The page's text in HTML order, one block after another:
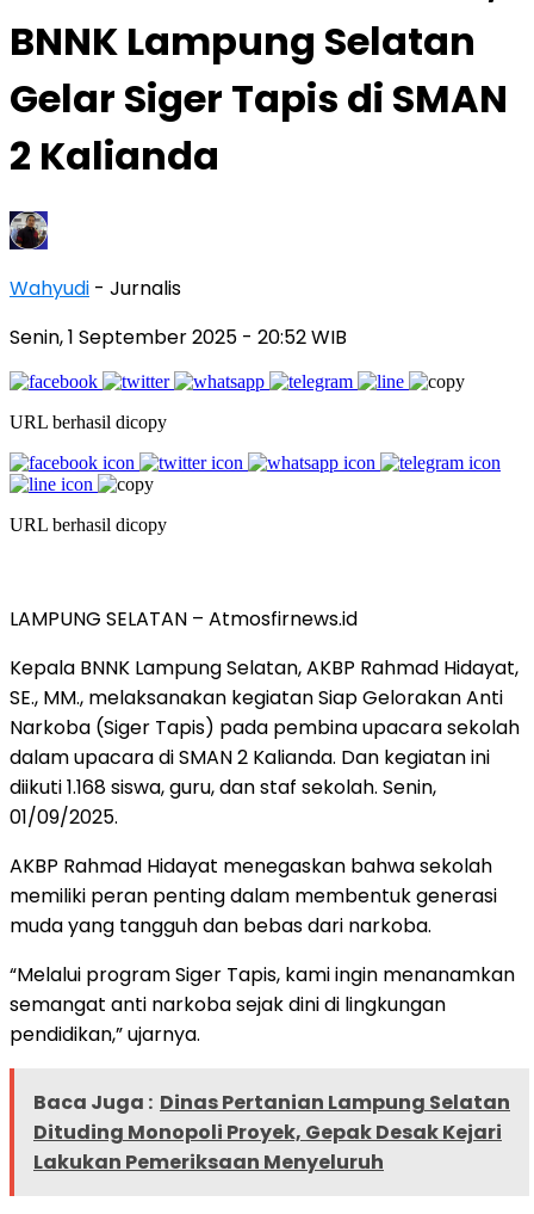
BNNK Lampung Selatan
Gelar Siger Tapis di SMAN
2 Kalianda
Wahyudi - Jurnalis
Senin, 1 September 2025 - 20:52 WIB
URL berhasil dicopy
URL berhasil dicopy
LAMPUNG SELATAN – Atmosfirnews.id
Kepala BNNK Lampung Selatan, AKBP Rahmad Hidayat,
SE., MM., melaksanakan kegiatan Siap Gelorakan Anti
Narkoba (Siger Tapis) pada pembina upacara sekolah
dalam upacara di SMAN 2 Kalianda. Dan kegiatan ini
diikuti 1.168 siswa, guru, dan staf sekolah. Senin,
01/09/2025.
AKBP Rahmad Hidayat menegaskan bahwa sekolah
memiliki peran penting dalam membentuk generasi
muda yang tangguh dan bebas dari narkoba.
“Melalui program Siger Tapis, kami ingin menanamkan
semangat anti narkoba sejak dini di lingkungan
pendidikan,” ujarnya.
Baca Juga : Dinas Pertanian Lampung Selatan
Dituding Monopoli Proyek, Gepak Desak Kejari
Lakukan Pemeriksaan Menyeluruh